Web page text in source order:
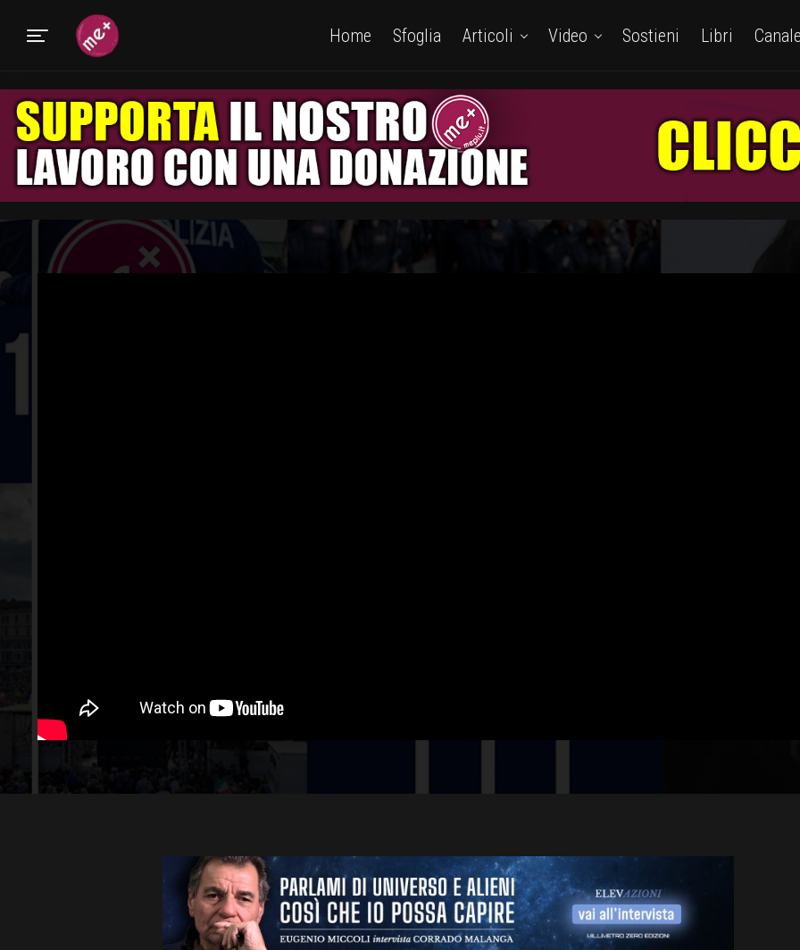
Home Sfoglia Articoli Video Sostieni Libri